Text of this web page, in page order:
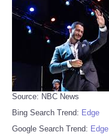
Source: NBC News
Bing Search Trend: Edge
Google Search Trend: Edge